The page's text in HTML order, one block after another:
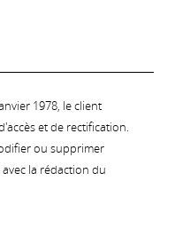
1978, le client
et de rectification.
ou supprimer
la rédaction du